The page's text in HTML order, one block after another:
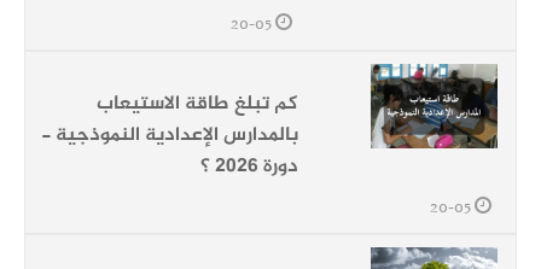
كم تبلغ طاقة الاستيعاب
بالمدارس الإعدادية النموذجية -
دورة 2026 ؟